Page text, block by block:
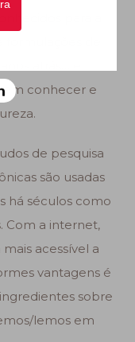
para a
de
atrás… e
em conhecer e
de pesquisa
são usadas
há séculos como
Com a internet,
acessível a
vantagens é
sobre
lemos em